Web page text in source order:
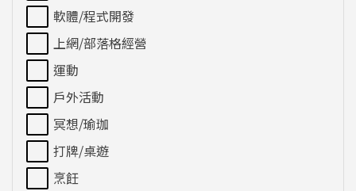
軟體/程式開發
上網/部落格經營
運動
戶外活動
冥想/瑜珈
打牌/桌遊
烹飪